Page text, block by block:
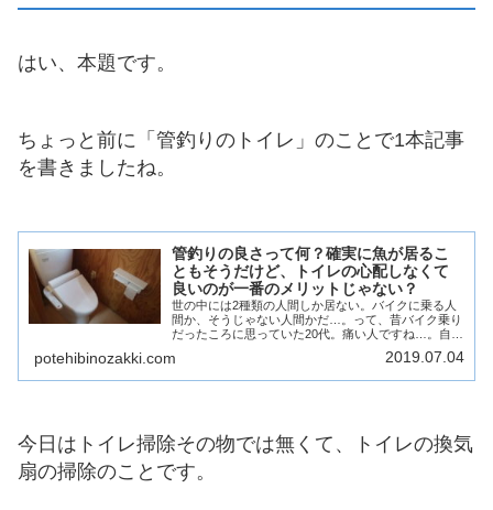
はい、本題です。
ちょっと前に「管釣りのトイレ」のことで1本記事
を書きましたね。
管釣りの良さって何？確実に魚が居るこ
ともそうだけど、トイレの心配しなくて
良いのが一番のメリットじゃない？
世の中には2種類の人間しか居ない。バイクに乗る人
間か、そうじゃない人間かだ…。って、昔バイク乗り
だったころに思っていた20代。痛い人ですね…。自分
いた私。16歳から乗り始めて、本当につい最近ま...
potehibinozakki.com 2019.07.04
今日はトイレ掃除その物では無くて、トイレの換気
扇の掃除のことです。